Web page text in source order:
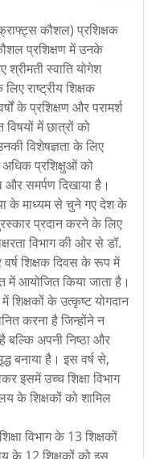
कौशल) प्रशिक्षक
प्रशिक्षण में उनके
स्वाति योगेश
राष्ट्रीय शिक्षक
के प्रशिक्षण और परामर्श
में छात्रों को
विशेषज्ञता के लिए
प्रशिक्षुओं को
समर्पण दिखाया है।
के माध्यम से चुने गए देश के
प्रदान करने के लिए
विभाग की ओर से डॉ.
वर्ष शिक्षक दिवस के रूप में
में आयोजित किया जाता है।
शिक्षकों के उत्कृष्ट योगदान
करना है जिन्होंने न
बल्कि अपनी निष्ठा और
बनाया है। इस वर्ष से,
इसमें उच्च शिक्षा विभाग
के शिक्षकों को शामिल
विभाग के 13 शिक्षकों